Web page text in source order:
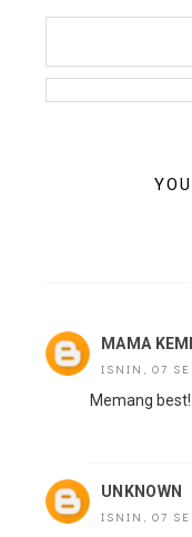
MAMA
ISNIN, 07
Memang
UNKNOWN
ISNIN, 07